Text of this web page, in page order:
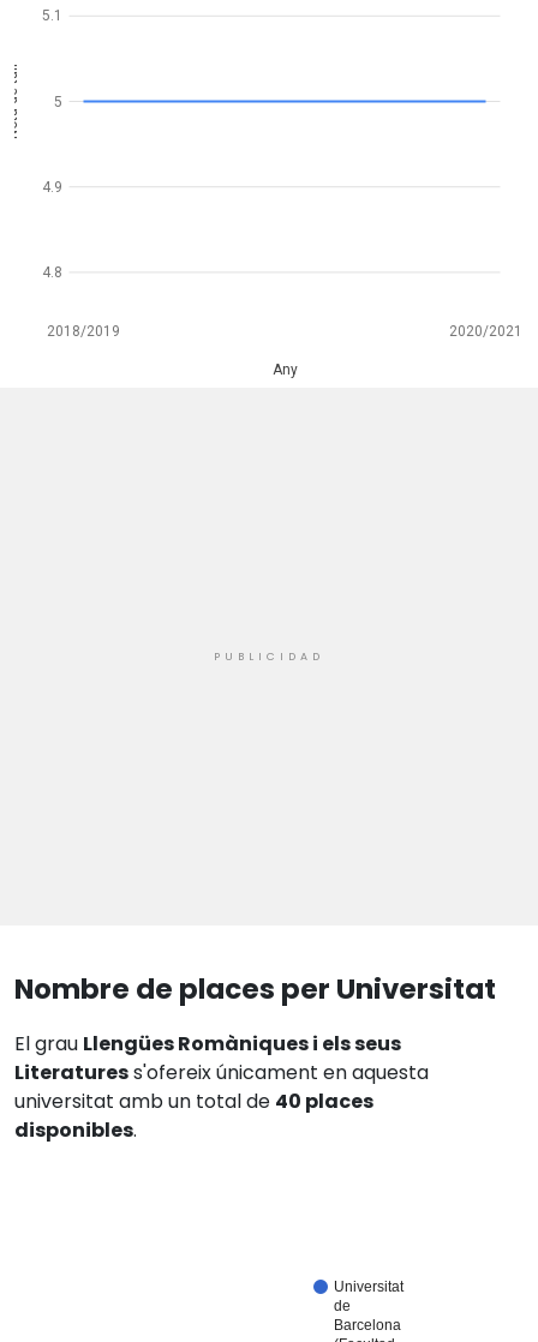
2018/2019 2020/2021
Any
4.8
4.9
5
5.1
Nota de tall
Nombre de places per Universitat
El grau Llengües Romàniques i els seus
Literaturess'ofereix únicament en aquesta
universitat amb un total de 40 places
disponibles.
Universitat
de
Barcelona